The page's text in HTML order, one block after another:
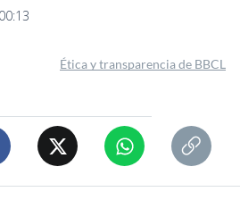
Ética y transparencia de BBCL